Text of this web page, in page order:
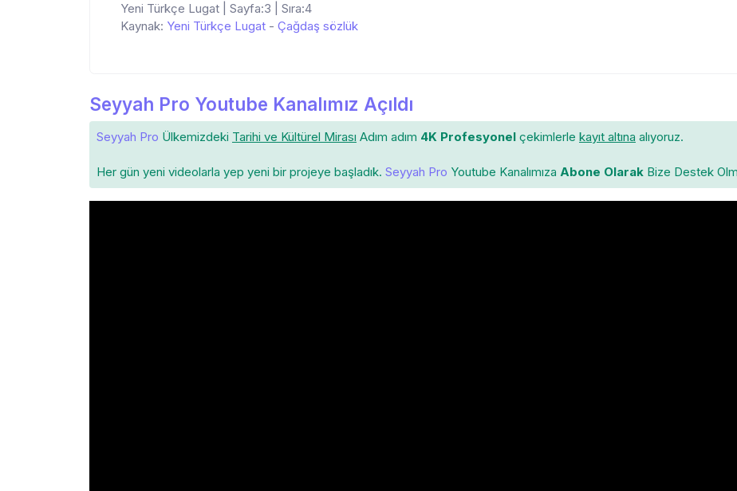
Yeni Türkçe Lugat | Sayfa:3 | Sıra:4
Kaynak: Yeni Türkçe Lugat - Çağdaş sözlük
Seyyah Pro Youtube Kanalımız Açıldı
Seyyah Pro Ülkemizdeki Tarihi ve Kültürel Mirası Adım adım 4K Profesyonel çekimlerle kayıt altına alıyoruz.
Her gün yeni videolarla yep yeni bir projeye başladık. Seyyah Pro Youtube Kanalımıza Abone Olarak Bize Destek